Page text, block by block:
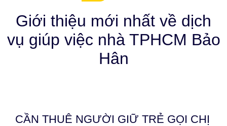
Giới thiệu mới nhất về dịch
vụ giúp việc nhà TPHCM Bảo
Hân
CẦN THUÊ NGƯỜI GIỮ TRẺ GỌI CHỊ